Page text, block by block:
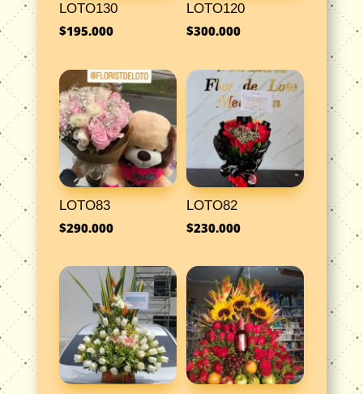
LOTO130
$195.000
LOTO120
$300.000
LOTO83
$290.000
LOTO82
$230.000